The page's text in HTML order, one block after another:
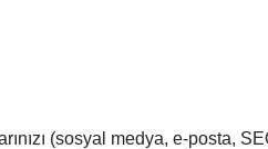
(sosyal medya, e-posta,